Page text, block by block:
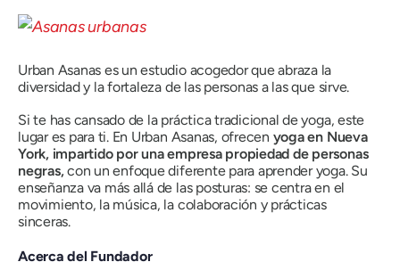
Urban Asanas es un estudio acogedor que abraza la
diversidad y la fortaleza de las personas a las que sirve.
Si te has cansado de la práctica tradicional de yoga, este
lugar es para ti. En Urban Asanas, ofrecen yoga en Nueva
York, impartido por una empresa propiedad de personas
negras,con un enfoque diferente para aprender yoga. Su
enseñanza va más allá de las posturas: se centra en el
movimiento, la música, la colaboración y prácticas
sinceras.
Acerca del Fundador